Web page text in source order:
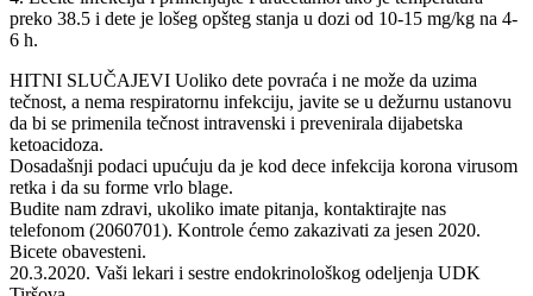
preko 38.5 i dete je lošeg opšteg stanja u dozi od 10-15 mg/kg na 4-
6 h.
HITNI SLUČAJEVI Uoliko dete povraća i ne može da uzima
tečnost, a nema respiratornu infekciju, javite se u dežurnu ustanovu
da bi se primenila tečnost intravenski i prevenirala dijabetska
ketoacidoza.
Dosadašnji podaci upućuju da je kod dece infekcija korona virusom
retka i da su forme vrlo blage.
Budite nam zdravi, ukoliko imate pitanja, kontaktirajte nas
telefonom (2060701). Kontrole ćemo zakazivati za jesen 2020.
Bicete obavesteni.
20.3.2020. Vaši lekari i sestre endokrinološkog odeljenja UDK